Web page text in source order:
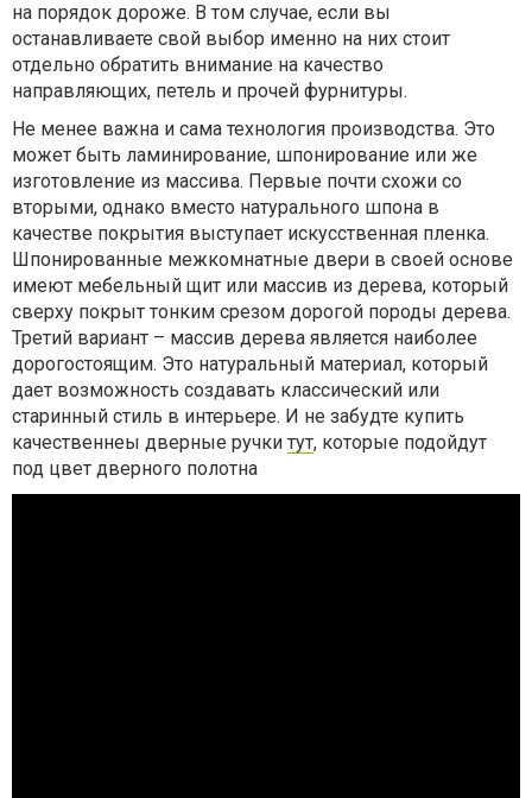
на порядок дороже. В том случае, если вы
останавливаете свой выбор именно на них стоит
отдельно обратить внимание на качество
направляющих, петель и прочей фурнитуры.
Не менее важна и сама технология производства. Это
может быть ламинирование, шпонирование или же
изготовление из массива. Первые почти схожи со
вторыми, однако вместо натурального шпона в
качестве покрытия выступает искусственная пленка.
Шпонированные межкомнатные двери в своей основе
имеют мебельный щит или массив из дерева, который
сверху покрыт тонким срезом дорогой породы дерева.
Третий вариант – массив дерева является наиболее
дорогостоящим. Это натуральный материал, который
дает возможность создавать классический или
старинный стиль в интерьере. И не забудте купить
качественнеы дверные ручки тут, которые подойдут
под цвет дверного полотна